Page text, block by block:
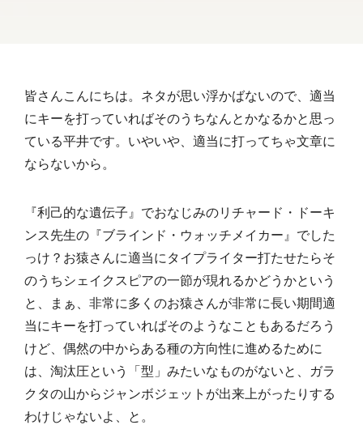
皆さんこんにちは。ネタが思い浮かばないので、適当
にキーを打っていればそのうちなんとかなるかと思っ
ている平井です。いやいや、適当に打ってちゃ文章に
ならないから。
『利己的な遺伝子』でおなじみのリチャード・ドーキ
ンス先生の『ブラインド・ウォッチメイカー』でした
っけ？お猿さんに適当にタイプライター打たせたらそ
のうちシェイクスピアの一節が現れるかどうかという
と、まぁ、非常に多くのお猿さんが非常に長い期間適
当にキーを打っていればそのようなこともあるだろう
けど、偶然の中からある種の方向性に進めるために
は、淘汰圧という「型」みたいなものがないと、ガラ
クタの山からジャンボジェットが出来上がったりする
わけじゃないよ、と。